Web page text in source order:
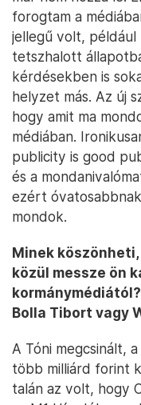
forogtam a
jellegű volt, például
tetszhalott
kérdésekben is
helyzet más. Az új
hogy amit ma
médiában.
publicity is good
és a
ezért
mondok.
Minek
közül messze ön
Bolla Tibort vagy
A Tóni megcsinált,
több milliárd forint
talán az volt, hogy